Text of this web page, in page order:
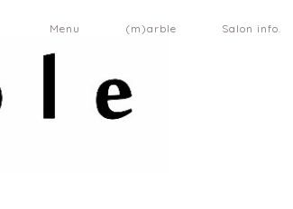
Menu (m)arble Salon info.